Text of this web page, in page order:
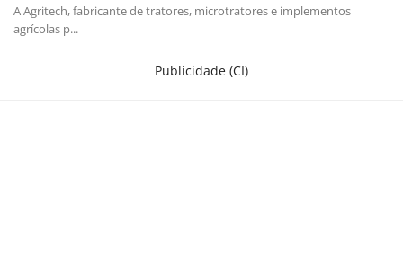
A Agritech, fabricante de tratores, microtratores e implementos
agrícolas p...
Publicidade (CI)